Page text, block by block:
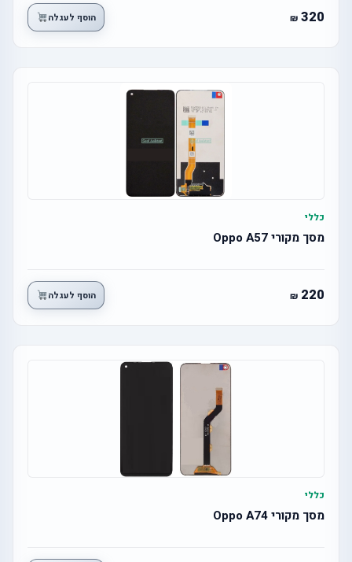
320 הוסף לעגלה
כללי
מסך מקורי Oppo A57
220 הוסף לעגלה
כללי
מסך מקורי Oppo A74